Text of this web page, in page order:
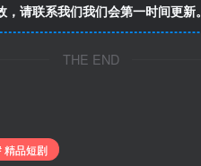
请联系我们我们会第一时间更新。
THE END
精品短剧